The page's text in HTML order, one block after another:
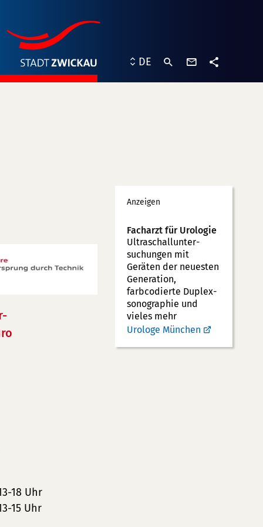
DE
18 Uhr
15 Uhr
Werbung
Anzeigen
Facharzt für Urologie
Ultraschallunter­
suchungen mit
Geräten der neuesten
Generation,
farbcodierte Duplex­
sonographie und
vieles mehr
Urologe München